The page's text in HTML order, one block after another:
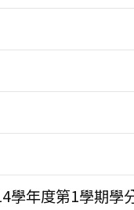
學年度第1學期學